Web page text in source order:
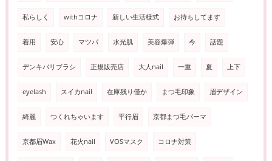
私らしく withコロナ 新しい生活様式 お待ちしてます
着用 安心 マツパ 水光肌 美容爆弾 今 話題
デンキバリブラシ 正規販売店 大人nail 一重 夏 上下
eyelash スイカnail 在庫残り僅か まつ毛印象 眉デザイン
綺麗 つくれちゃいます 平行眉 京都まつ毛パーマ
京都眉Wax 花火nail VOSマスク コロナ対策